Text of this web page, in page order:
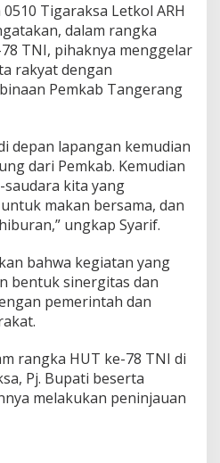
Tigaraksa Letkol ARH
dalam rangka
TNI, pihaknya menggelar
rakyat dengan
Pemkab Tangerang
depan lapangan kemudian
dari Pemkab. Kemudian
kita yang
makan bersama, dan
ungkap Syarif.
bahwa kegiatan yang
bentuk sinergitas dan
pemerintah dan
rangka HUT ke-78 TNI di
Pj. Bupati beserta
melakukan peninjauan